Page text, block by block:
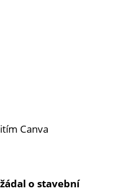
Canva
o stavební